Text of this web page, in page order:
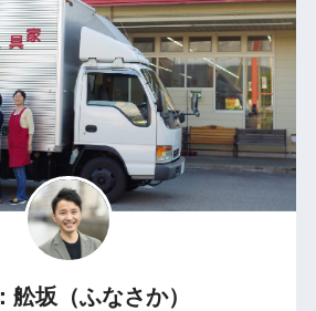
舩坂（ふなさか）